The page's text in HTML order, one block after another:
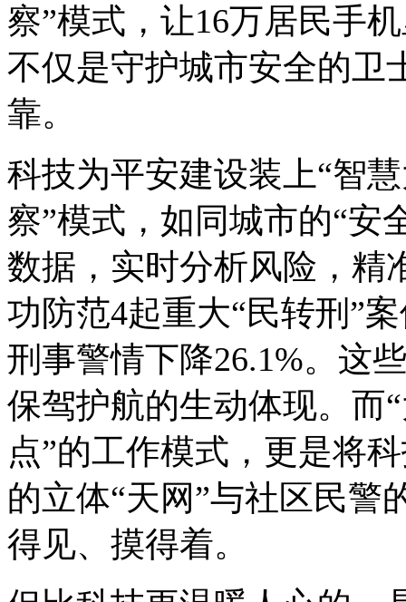
察”模式，让16万居民手
不仅是守护城市安全的卫
靠。
科技为平安建设装上“智
察”模式，如同城市的“安
数据，实时分析风险，精
功防范4起重大“民转刑”
刑事警情下降26.1%。这
保驾护航的生动体现。而
点”的工作模式，更是将
的立体“天网”与社区民警
得见、摸得着。